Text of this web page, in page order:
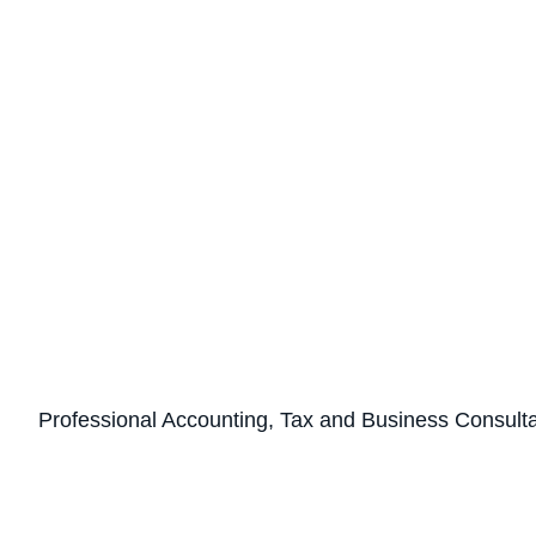
Professional Accounting, Tax and Business